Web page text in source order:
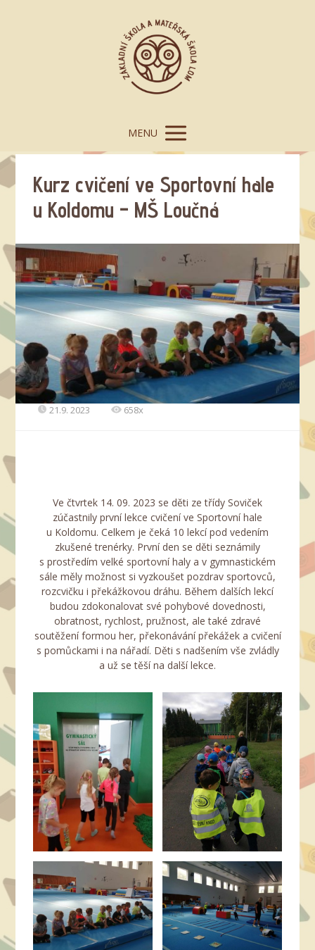
MENU
Kurz cvičení ve Sportovní hale
u Koldomu – MŠ Loučná
21.9. 2023 658x
Ve čtvrtek 14. 09. 2023 se děti ze třídy Soviček
zúčastnily první lekce cvičení ve Sportovní hale
u Koldomu. Celkem je čeká 10 lekcí pod vedením
zkušené trenérky. První den se děti seznámily
s prostředím velké sportovní haly a v gymnastickém
sále měly možnost si vyzkoušet pozdrav sportovců,
rozcvičku i překážkovou dráhu. Během dalších lekcí
budou zdokonalovat své pohybové dovednosti,
obratnost, rychlost, pružnost, ale také zdravé
soutěžení formou her, překonávání překážek a cvičení
s pomůckami i na nářadí. Děti s nadšením vše zvládly
a už se těší na další lekce.